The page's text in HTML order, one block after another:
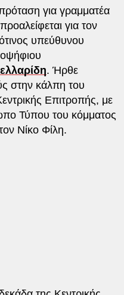
για γραμματέα
για τον
υπεύθυνου
. Ήρθε
στην κάλπη του
Επιτροπής, με
Τύπου του κόμματος
Νίκο Φίλη.